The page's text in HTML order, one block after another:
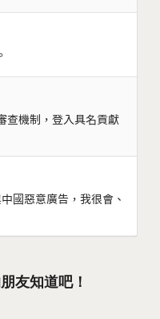
查機制，登入具名貢獻
國惡意廣告，我很會、
友知道吧！